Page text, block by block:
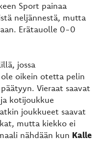
Sport painaa
neljännestä, mutta
Erätauolle 0-0
jossa
oikein otetta pelin
Vieraat saavat
kotijoukkue
joukkueet saavat
mutta kiekko ei
nähdään kun Kalle